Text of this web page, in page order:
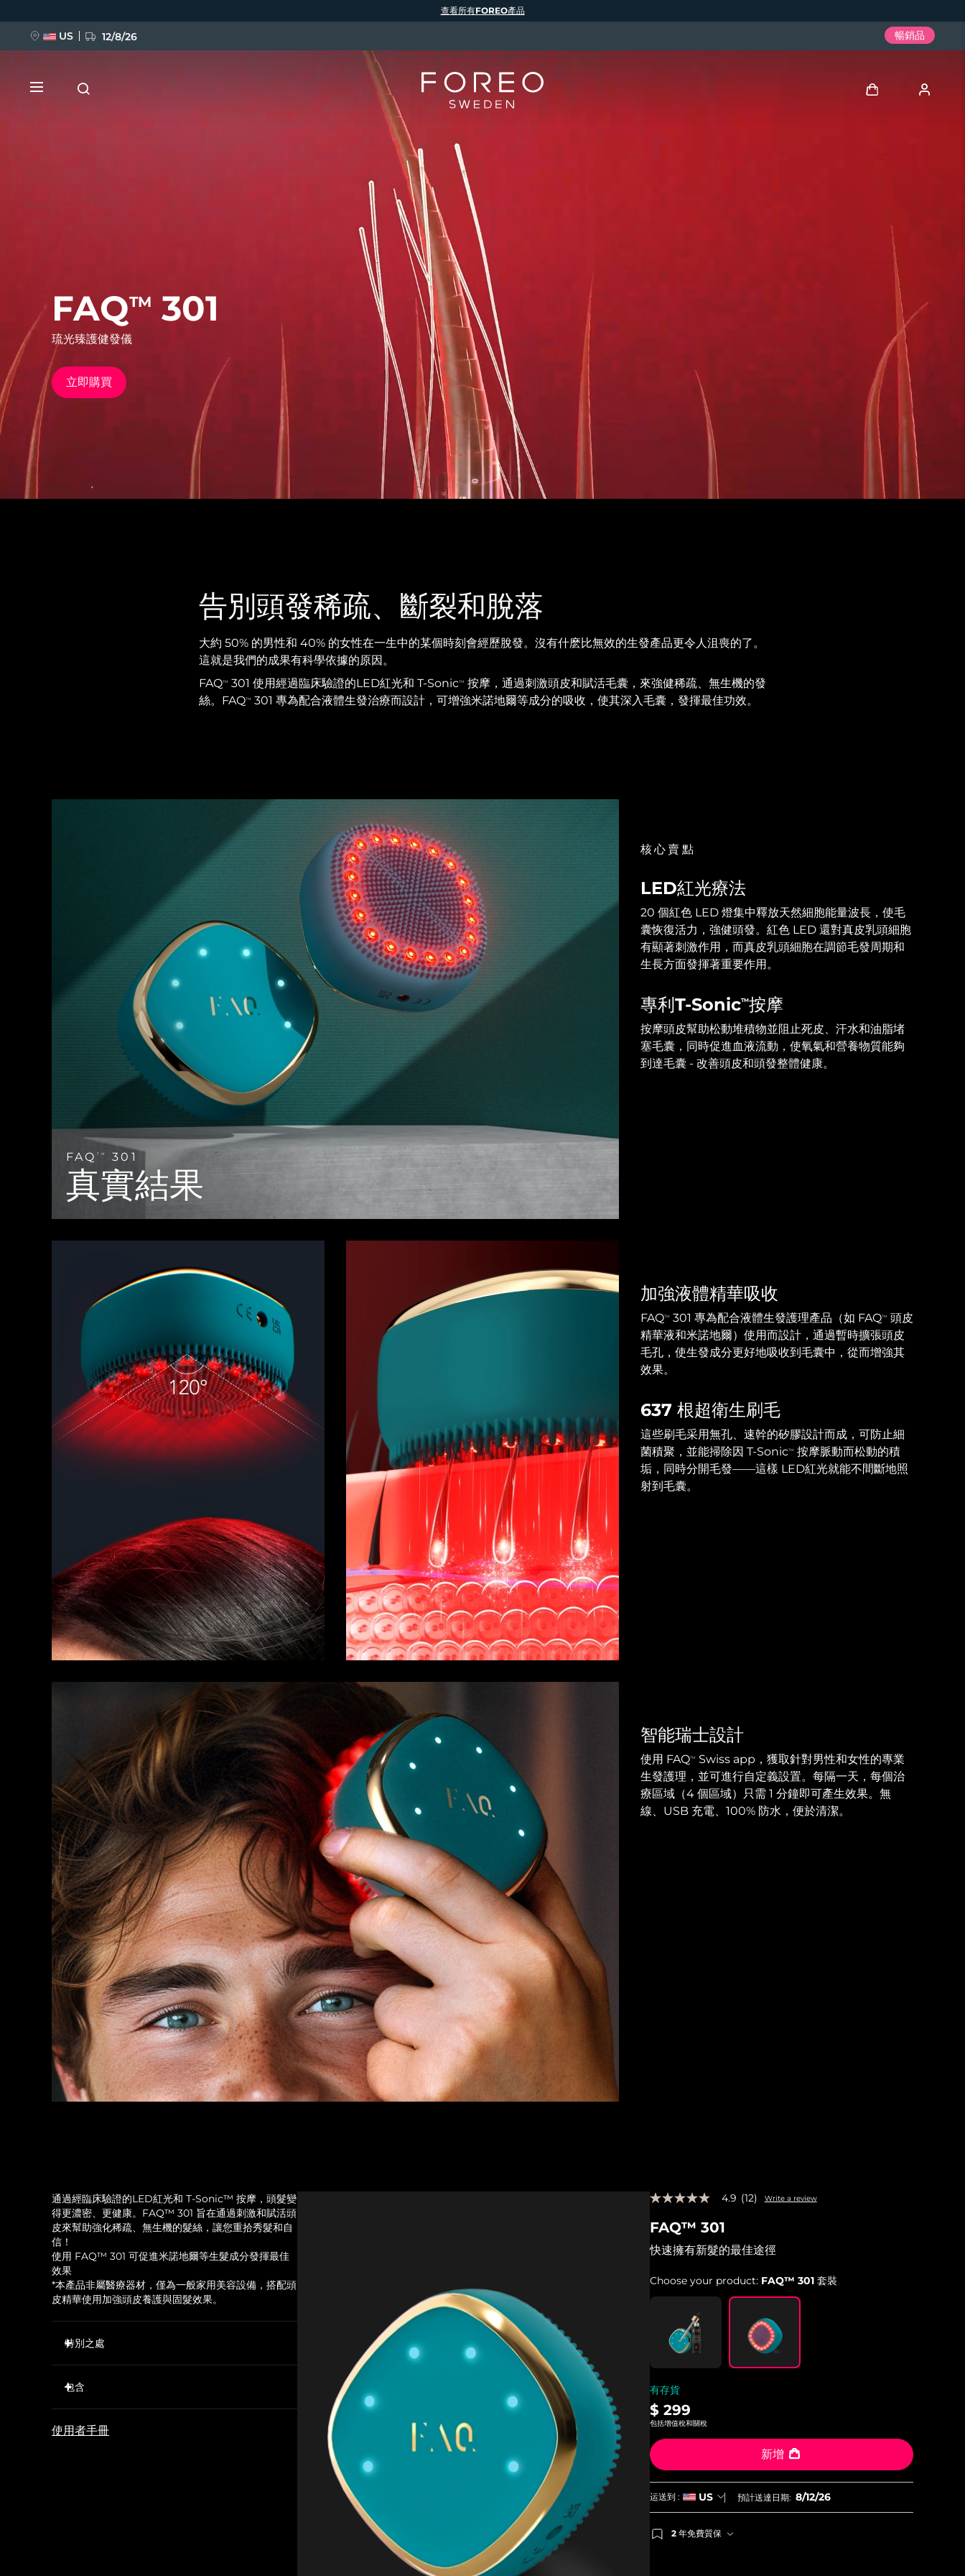
FAQTM 301
琉光臻護健發儀
立即購買
告別頭發稀疏、斷裂和脫落
大約 50% 的男性和 40% 的女性在一生中的某個時刻會經歷脫發。沒有什麽比無效的生發產品更令人沮喪的了。
這就是我們的成果有科學依據的原因。
FAQTM 301 使用經過臨床驗證的LED紅光和 T-SonicTM
按摩，通過刺激頭皮和賦活毛囊，來強健稀疏、無生機的發
絲。FAQTM 301 專為配合液體生發治療而設計，可增強米諾地爾等成分的吸收，使其深入毛囊，發揮最佳功效。
FAQ TM 301
真實結果
核心賣點
LED紅光療法
20 個紅色 LED 燈集中釋放天然細胞能量波長，使毛
囊恢復活力，強健頭發。紅色 LED 還對真皮乳頭細胞
有顯著刺激作用，而真皮乳頭細胞在調節毛發周期和
生長方面發揮著重要作用。
專利T-SonicTM按摩
按摩頭皮幫助松動堆積物並阻止死皮、汗水和油脂堵
塞毛囊，同時促進血液流動，使氧氣和營養物質能夠
到達毛囊 - 改善頭皮和頭發整體健康。
加強液體精華吸收
FAQTM 301 專為配合液體生發護理產品（如 FAQTM
頭皮
精華液和米諾地爾）使用而設計，通過暫時擴張頭皮
毛孔，使生發成分更好地吸收到毛囊中，從而增強其
效果。
637 根超衛生刷毛
這些刷毛采用無孔、速幹的矽膠設計而成，可防止細
菌積聚，並能掃除因 T-SonicTM
按摩脈動而松動的積
垢，同時分開毛發——這樣 LED紅光就能不間斷地照
射到毛囊。
智能瑞士設計
使用 FAQTM
Swiss app，獲取針對男性和女性的專業
生發護理，並可進行自定義設置。每隔一天，每個治
療區域（4 個區域）只需 1 分鐘即可產生效果。無
線、USB 充電、100% 防水，便於清潔。
4.9
of
stars,
average
value.
Read
Reviews.
Same
page
link.
4.9 (12) Write a review
FAQ™ 301
快速擁有新髮的最佳途徑
Choose your product: FAQ™ 301 套裝
有存貨
$ 299
包括增值稅和關稅
新增
运送到 : US 預計送達日期: 8/12/26
2 年免費質保
通過經臨床驗證的LED紅光和 T-Sonic™ 按摩，頭髮變
得更濃密、更健康。FAQ™ 301 旨在通過刺激和賦活頭
皮來幫助強化稀疏、無生機的髮絲，讓您重拾秀髮和自
信！
使用 FAQ™ 301 可促進米諾地爾等生髮成分發揮最佳
效果
*本產品非屬醫療器材，僅為一般家用美容設備，搭配頭
皮精華使用加強頭皮養護與固髮效果。
特別之處
環，幫助強化髮絲，從而減少脫髮並使髮量恢復。
T-Sonic™ 按摩有助於氧氣和必需營養物質進入毛
包含
USB充電
使用者手冊
查看所有FOREO產品
US 12/8/26 暢銷品
我的訂單
我的地址
我的訂閱
issa™ Teeth Whitening Set
FAQ™ Dual LED Panel
熱門產品
LUNA™ 4 Plus
Massage, LED heating
LUNA™ 4 Men
For men, anti-aging massage
LUNA™ 4 mini
For young skin, T-zone
LUNA™ 4 go
For travel or gym bag
LUNA™護膚
Premium cleansers & balm
LUNA™ 設備
Microcurrent toning on-the-go
BEAR™ 2 eyes & lips
Microcurrent line smoothing device
面部提拉護理
Premium anti-aging skincare
BEAR™ 設備
All premium facelift devices
UFO™ 3 套裝
Deep facial hydration
UFO™ 3 LED
Near-infrared and red light therapy device
UFO™ 3 mini
Red light therapy device for young skin
UFO™ 3 go
Portable red light therapy
面膜
Rejuvenation & hydration
口腔護理
Hybrid silicone sonic toothbrush
issa™ 4 plus
Smart hybrid silicone sonic toothbrush
issa™ 4 smile
Hybrid silicone sonic toothbrush
issa™ 4 baby
issa™ Teeth Whitening Set
Dual LED + sonic device & 18% PAP gel
FAQ™ 101
Clinical anti-aging
FAQ™ 102
Advanced clinical anti-aging
FAQ™ 103
Luxurious clinical anti-aging set
Manuka honey primer
FAQ™護膚品
All FAQ™ skincare
FAQ™產品
All anti-aging treatments
LED 護理
NEW
FAQ™ 201
FAQ™ 202
LED mask
FAQ™ 211
Anti-aging neck & décolleté LED mask
Anti-aging LED hand mask
FAQ™護膚品
All FAQ™ skincare
FAQ™產品
All LED treatments
FAQ™ 301
LED hair strengthening scalp massager
FAQ™ Scalp Serum
Scalp recovery probiotic serum
FAQ™護膚品
FAQ™產品
肌膚年輕化
NEW
FAQ™ 501
Full-Spectrum Red Light Therapy
FAQ™ 502
Full-Spectrum Red Light Therapy
FAQ™ skincare
FAQ™ products
All toning treatments
專業治療
PEACH™ 2
IPL hair removal
PEACH™ 2 go
PEACH™ Cooling Prep Gel
Cooling IPL hair removal gel
LUNA™ 4 body
Massaging body brush
SUPERCHARGED™ serum
ESPADA™ 2 plus
Recurring acne LED therapy
ESPADA™ 2
ESPADA™ Blemish Solution
Concentrated acne gel
ESPADA™ 設備
All acne treatment devices
眼部護理
BEAR™ 2 eyes & lips
Microcurrent line smoothing device
IRIS™ 2
眼部護膚
Advanced eye care treatment
眼部護理設備
All revitalizing eye massagers
KIWI™
Blackhead remover
KIWI™ 皮肤护理
Advanced pore care essentials
護發
FLIP™ play advanced
LED light hairbrush
LUNA™ Dual-Peptide Scalp
Serum
For healthy hair
issa™ Teeth Whitening Set
Dual LED + sonic device & 18% PAP gel
issa™ Teeth Whitening Gel
18% PAP
更多的
護膚品 男士
FOREO APP
關於我們